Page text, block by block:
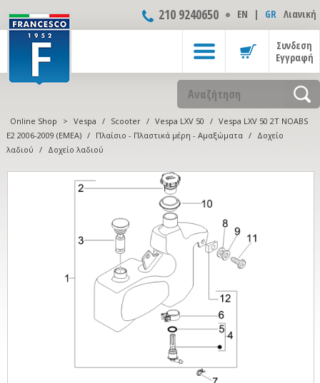
210 9240650 ΕΝ | GR Λιανική
Συνδεση
Εγγραφή
Online Shop > Vespa / Scooter / Vespa LXV 50 / Vespa LXV 50 2T NOABS
E2 2006-2009 (EMEA) / Πλαίσιο - Πλαστικά μέρη - Αμαξώματα / Δοχείο
λαδιού / Δοχείο λαδιού